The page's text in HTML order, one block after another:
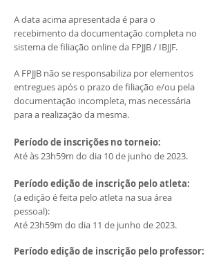
A data acima apresentada é para o
recebimento da documentação completa no
sistema de filiação online da FPJJB / IBJJF.
A FPJJB não se responsabiliza por elementos
entregues após o prazo de filiação e/ou pela
documentação incompleta, mas necessária
para a realização da mesma.
Período de inscrições no torneio:
Até às 23h59m do dia 10 de junho de 2023.
Período edição de inscrição pelo atleta:
(a edição é feita pelo atleta na sua área
pessoal):
Até 23h59m do dia 11 de junho de 2023.
Período edição de inscrição pelo professor: